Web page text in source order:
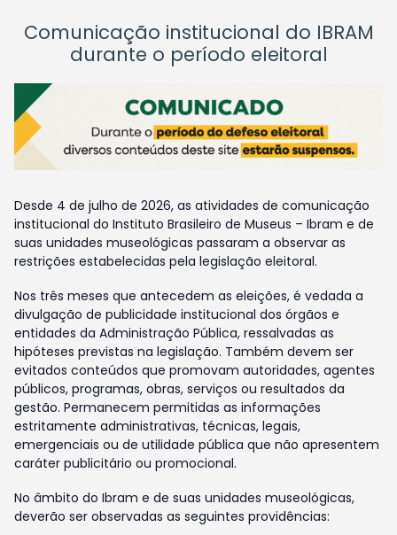
Comunicação institucional do IBRAM
durante o período eleitoral
Desde 4 de julho de 2026, as atividades de comunicação
institucional do Instituto Brasileiro de Museus – Ibram e de
suas unidades museológicas passaram a observar as
restrições estabelecidas pela legislação eleitoral.
Nos três meses que antecedem as eleições, é vedada a
divulgação de publicidade institucional dos órgãos e
entidades da Administração Pública, ressalvadas as
hipóteses previstas na legislação. Também devem ser
evitados conteúdos que promovam autoridades, agentes
públicos, programas, obras, serviços ou resultados da
gestão. Permanecem permitidas as informações
estritamente administrativas, técnicas, legais,
emergenciais ou de utilidade pública que não apresentem
caráter publicitário ou promocional.
No âmbito do Ibram e de suas unidades museológicas,
deverão ser observadas as seguintes providências: